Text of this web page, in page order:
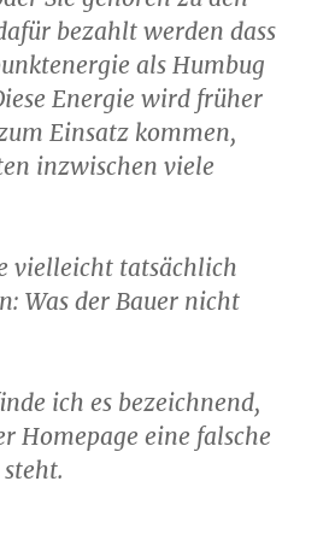
bezahlt werden dass
als Humbug
Energie wird früher
Einsatz kommen,
inzwischen viele
vielleicht tatsächlich
Was der Bauer nicht
ich es bezeichnend,
Homepage eine falsche